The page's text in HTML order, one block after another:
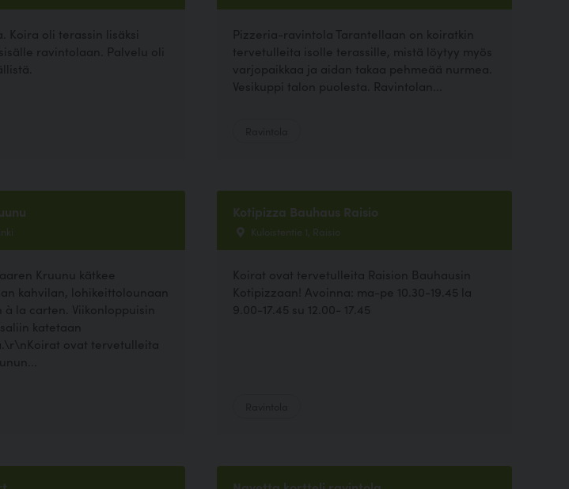
Koira oli terassin lisäksi
ravintolaan. Palvelu oli
Pizzeria-ravintola Tarantellaan on koiratkin
tervetulleita isolle terassille, mistä löytyy myös
varjopaikkaa ja aidan takaa pehmeää nurmea.
Vesikuppi talon puolesta. Ravintolan...
Kruunu kätkee
kahvilan, lohikeittolounaan
la carten. Viikonloppuisin
katetaan
ovat tervetulleita
Kotipizza Bauhaus Raisio
Kuloistentie 1, Raisio
Koirat ovat tervetulleita Raision Bauhausin
Kotipizzaan! Avoinna: ma-pe 10.30-19.45 la
9.00-17.45 su 12.00- 17.45